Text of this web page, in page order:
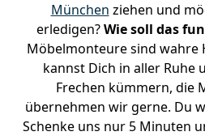
München ziehen und
erledigen?Wie soll das
Möbelmonteure sind wahre
kannst Dich in aller Ruhe
Frechen kümmern, die
übernehmen wir gerne. Du
Schenke uns nur 5 Minuten